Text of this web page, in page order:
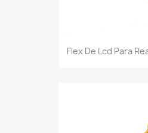
Flex De Lcd Para